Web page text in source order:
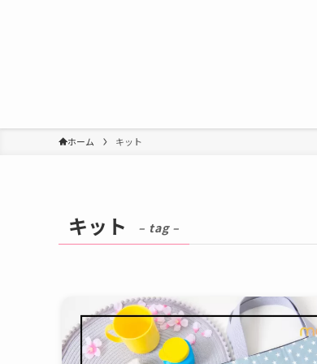
ホーム キット
キット – tag –